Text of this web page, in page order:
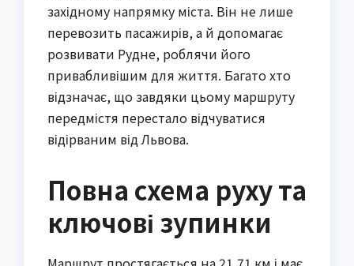
західному напрямку міста. Він не лише
перевозить пасажирів, а й допомагає
розвивати Рудне, роблячи його
привабливішим для життя. Багато хто
відзначає, що завдяки цьому маршруту
передмістя перестало відчуватися
відірваним від Львова.
Повна схема руху та
ключові зупинки